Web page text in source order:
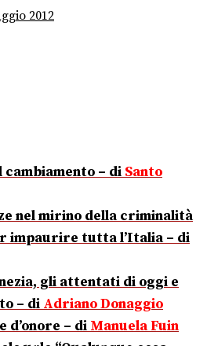
2012
– di Santo
nel mirino della criminalità
impaurire tutta l’Italia – di
gli attentati di oggi e
– di Adriano Donaggio
d’onore – di Manuela Fuin